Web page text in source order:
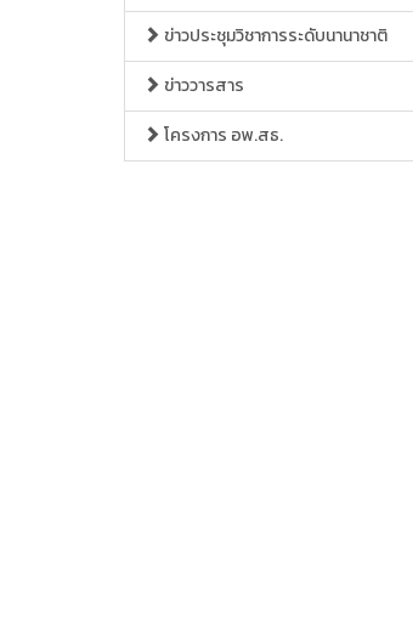
ข่าวประชุมวิชาการระดับนานาชาติ
ข่าววารสาร
โครงการ อพ.สธ.